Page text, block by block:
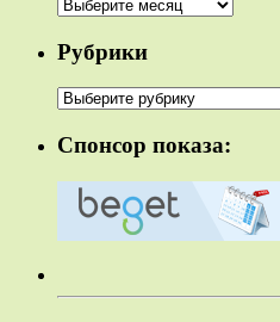
Рубрики
Рубрики
Спонсор показа: